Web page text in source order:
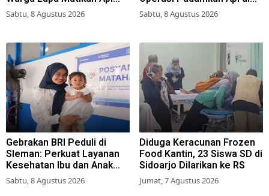
Perapian di Jalur
Tradisional
Sabtu, 8 Agustus 2026 Wisata Bromo
Sabtu, 8 Agustus 2026
Gebrakan BRI Peduli di
Sleman: Perkuat Layanan
Kesehatan Ibu dan Anak
Lewat Program Desa
Brilian 1000 HPK
Sabtu, 8 Agustus 2026
Diduga Keracunan Frozen
Food Kantin, 23 Siswa SD di
Sidoarjo Dilarikan ke RS
Jumat, 7 Agustus 2026